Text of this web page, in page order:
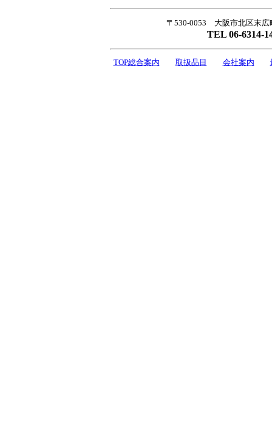
〒530-0053 大阪市北区末
TEL 06-6314-
TOP総合案内 取扱品目 会社案内